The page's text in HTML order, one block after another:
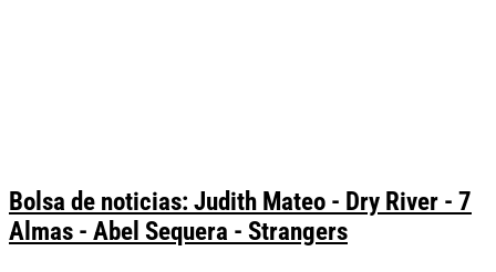
Bolsa de noticias: Judith Mateo - Dry River - 7
Almas - Abel Sequera - Strangers